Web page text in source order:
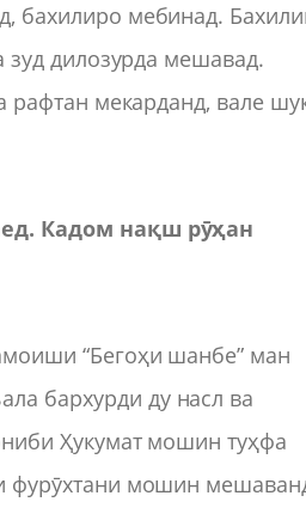
бахилиро мебинад.
зуд дилозурда мешавад.
рафтан мекарданд, вале
Кадом нақш рӯҳан
“Бегоҳи шанбе” ман
бархурди ду насл ва
Ҳукумат мошин туҳфа
фурӯхтани мошин